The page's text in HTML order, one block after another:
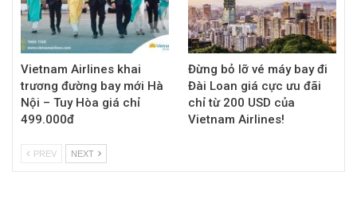
Vietnam Airlines khai
trương đường bay mới Hà
Nội – Tuy Hòa giá chỉ
499.000đ
Đừng bỏ lỡ vé máy bay đi
Đài Loan giá cực ưu đãi
chỉ từ 200 USD của
Vietnam Airlines!
PREV NEXT